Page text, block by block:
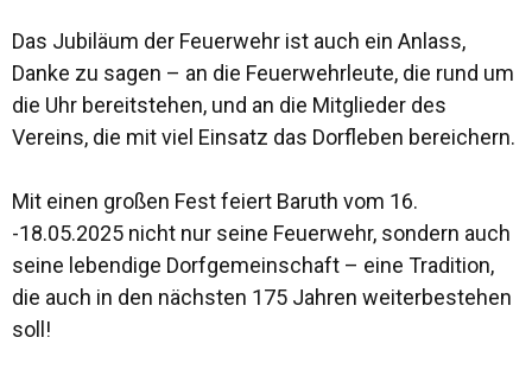
Das Jubiläum der Feuerwehr ist auch ein Anlass,
Danke zu sagen – an die Feuerwehrleute, die rund um
die Uhr bereitstehen, und an die Mitglieder des
Vereins, die mit viel Einsatz das Dorfleben bereichern.
Mit einen großen Fest feiert Baruth vom 16.
-18.05.2025 nicht nur seine Feuerwehr, sondern auch
seine lebendige Dorfgemeinschaft – eine Tradition,
die auch in den nächsten 175 Jahren weiterbestehen
soll!